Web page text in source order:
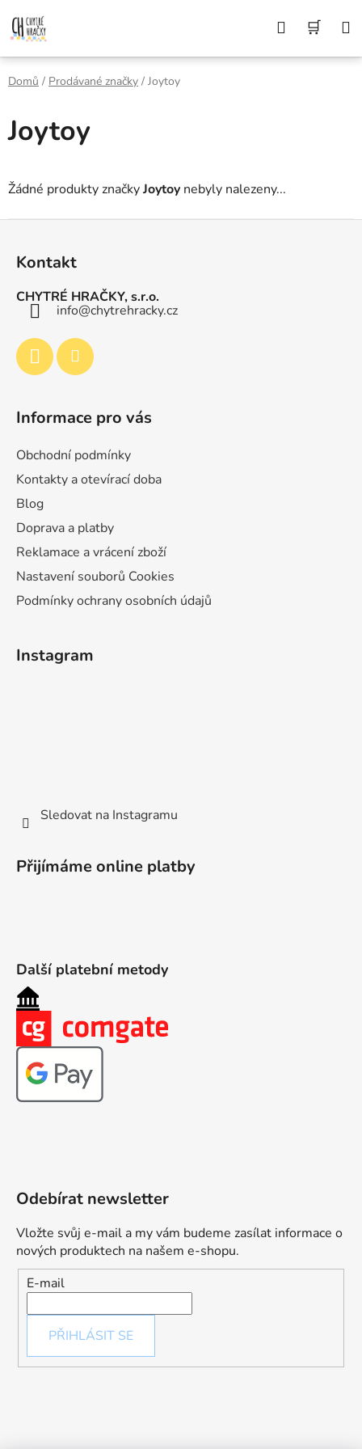
na
obsah
Z DŮVODU DOVOLENÉ BUDEME VAŠE
OBJEDNÁVKY ODESÍLAT AŽ 10. 8. DĚKUJEME
ZA POCHOPENÍ A PŘEJEME KRÁSNÉ LÉTO🌞
Hledat
Domů / Prodávané značky / Joytoy
Joytoy
Žádné produkty značkyJoytoy nebyly nalezeny...
Kontakt
CHYTRÉ HRAČKY, s.r.o.
info@chytrehracky.cz
Informace pro vás
Obchodní podmínky
Kontakty a otevírací doba
Blog
Doprava a platby
Reklamace a vrácení zboží
Nastavení souborů Cookies
Podmínky ochrany osobních údajů
Instagram
Sledovat na Instagramu
Přijímáme online platby
Další platební metody
Odebírat newsletter
Vložte svůj e-mail a my vám budeme zasílat informace o
nových produktech na našem e-shopu.
E-mail
PŘIHLÁSIT SE